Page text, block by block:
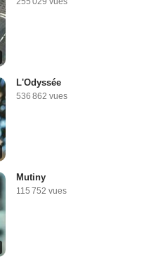
L'Odyssée
536 862 vues
Mutiny
115 752 vues